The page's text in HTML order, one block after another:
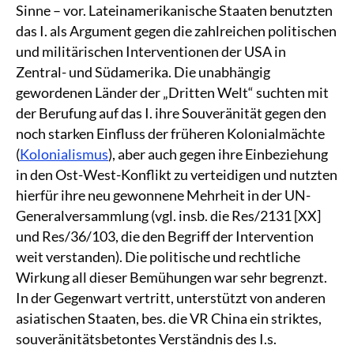
Sinne – vor. Lateinamerikanische Staaten benutzten
das I. als Argument gegen die zahlreichen politischen
und militärischen Interventionen der USA in
Zentral- und Südamerika. Die unabhängig
gewordenen Länder der „Dritten Welt“ suchten mit
der Berufung auf das I. ihre Souveränität gegen den
noch starken Einfluss der früheren Kolonialmächte
(Kolonialismus), aber auch gegen ihre Einbeziehung
in den Ost-West-Konflikt zu verteidigen und nutzten
hierfür ihre neu gewonnene Mehrheit in der UN-
Generalversammlung (vgl. insb. die Res/2131 [XX]
und Res/36/103, die den Begriff der Intervention
weit verstanden). Die politische und rechtliche
Wirkung all dieser Bemühungen war sehr begrenzt.
In der Gegenwart vertritt, unterstützt von anderen
asiatischen Staaten, bes. die VR China ein striktes,
souveränitätsbetontes Verständnis des I.s.